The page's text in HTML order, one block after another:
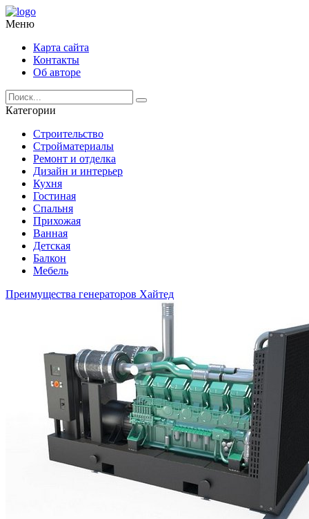
Меню
Карта сайта
Контакты
Об авторе
Категории
Строительство
Стройматериалы
Ремонт и отделка
Дизайн и интерьер
Кухня
Гостиная
Спальня
Прихожая
Ванная
Детская
Балкон
Мебель
Преимущества генераторов Хайтед